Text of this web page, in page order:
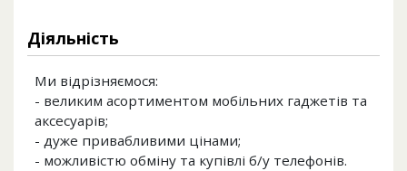
Діяльність
Ми відрізняємося:
- великим асортиментом мобільних гаджетів та
аксесуарів;
- дуже привабливими цінами;
- можливістю обміну та купівлі б/у телефонів.